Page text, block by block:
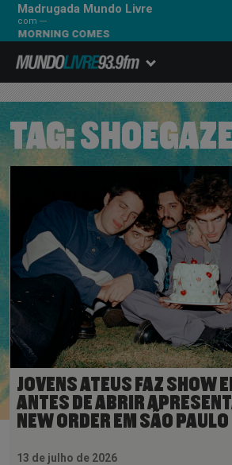
Madrugada Mundo Livre
com ---
TAG:
JOVENS ATEUS FAZ SHOW
ANTES DE ABRIR
NEW ORDER EM SÃO PAULO
13 de julho de 2026